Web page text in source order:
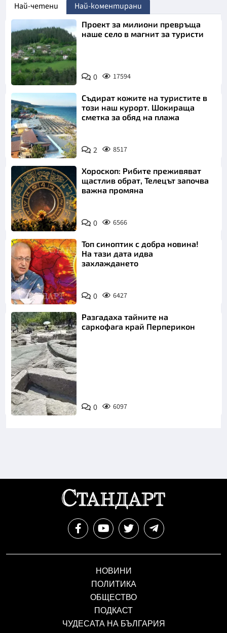
Най-четени Най-коментирани
Проект за милиони превръща
наше село в магнит за туристи
0 17594
Съдират кожите на туристите в
този наш курорт. Шокираща
сметка за обяд на плажа
2 8517
Хороскоп: Рибите преживяват
щастлив обрат, Телецът започва
важна промяна
0 6566
Топ синоптик с добра новина!
На тази дата идва
захлаждането
0 6427
Снимка:
Bulgaria ON
AIR
Разгадаха тайните на
саркофага край Перперикон
0 6097
НОВИНИ
ПОЛИТИКА
ОБЩЕСТВО
ПОДКАСТ
ЧУДЕСАТА НА БЪЛГАРИЯ